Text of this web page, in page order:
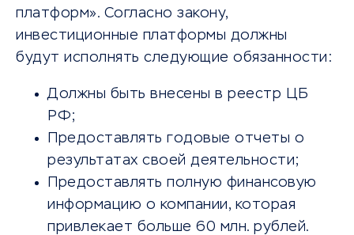
платформ». Согласно закону,
инвестиционные платформы должны
будут исполнять следующие обязанности:
Должны быть внесены в реестр ЦБ
РФ;
Предоставлять годовые отчеты о
результатах своей деятельности;
Предоставлять полную финансовую
информацию о компании, которая
привлекает больше 60 млн. рублей.